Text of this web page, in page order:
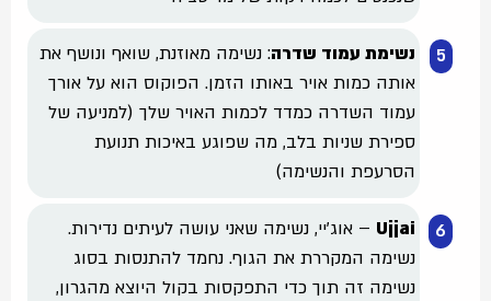
נשימת עמוד שדרה: נשימה מאוזנת, שואף ונושף את
אותה כמות אויר באותו הזמן. הפוקוס הוא על אורך
עמוד השדרה כמדד לכמות האויר שלך (למניעה של
ספירת שניות בלב, מה שפוגע באיכות תנועת
הסרעפת והנשימה)
Ujjai – אוג’יי, נשימה שאני עושה לעיתים נדירות.
נשימה המקררת את הגוף. נחמד להתנסות בסוג
נשימה זה תוך כדי התפקסות בקול היוצא מהגרון,